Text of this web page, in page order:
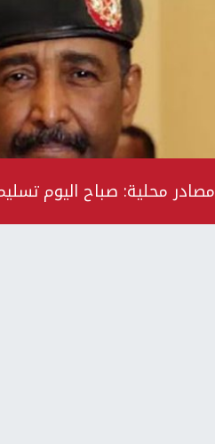
مصادر محلية: صباح اليوم تسليم ذوي